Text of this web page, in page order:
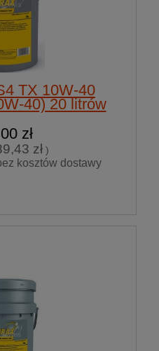
TX 10W-40
40) 20 litrów
zł
zł)
kosztów dostawy